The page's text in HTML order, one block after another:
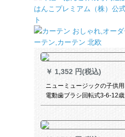
￥ 1,352 円(税込)
ニューミュージックの子供用
電動歯ブラシ回転式3-6-12歳
のデュポンの柔らかい毛の子
ンク7-14歳